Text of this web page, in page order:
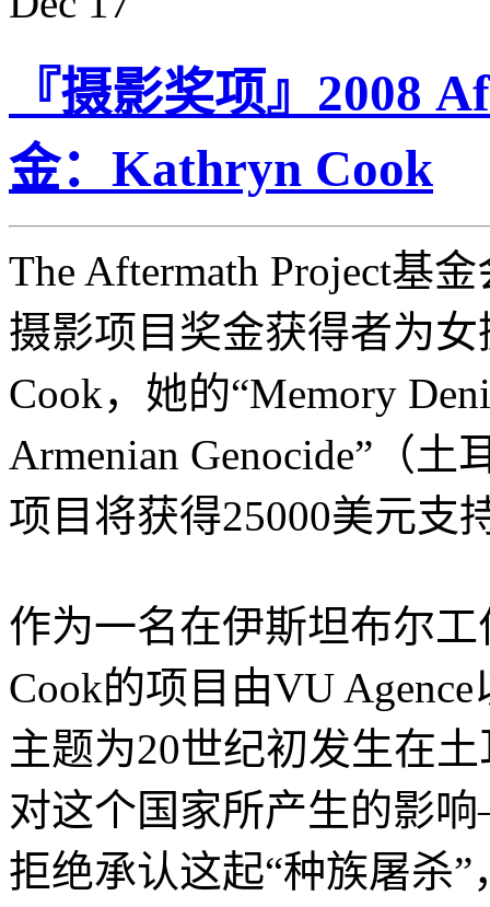
『摄影奖项』2008
金：Kathryn Cook
The Aftermath Project基
摄影项目奖金获得者为女
Cook，她的“Memory
Armenian Genocide”（
项目将获得25000美元支
作为一名在伊斯坦布尔
Cook的项目由VU
主题为20世纪初发生在
对这个国家所产生的影
拒绝承认这起“种族屠杀